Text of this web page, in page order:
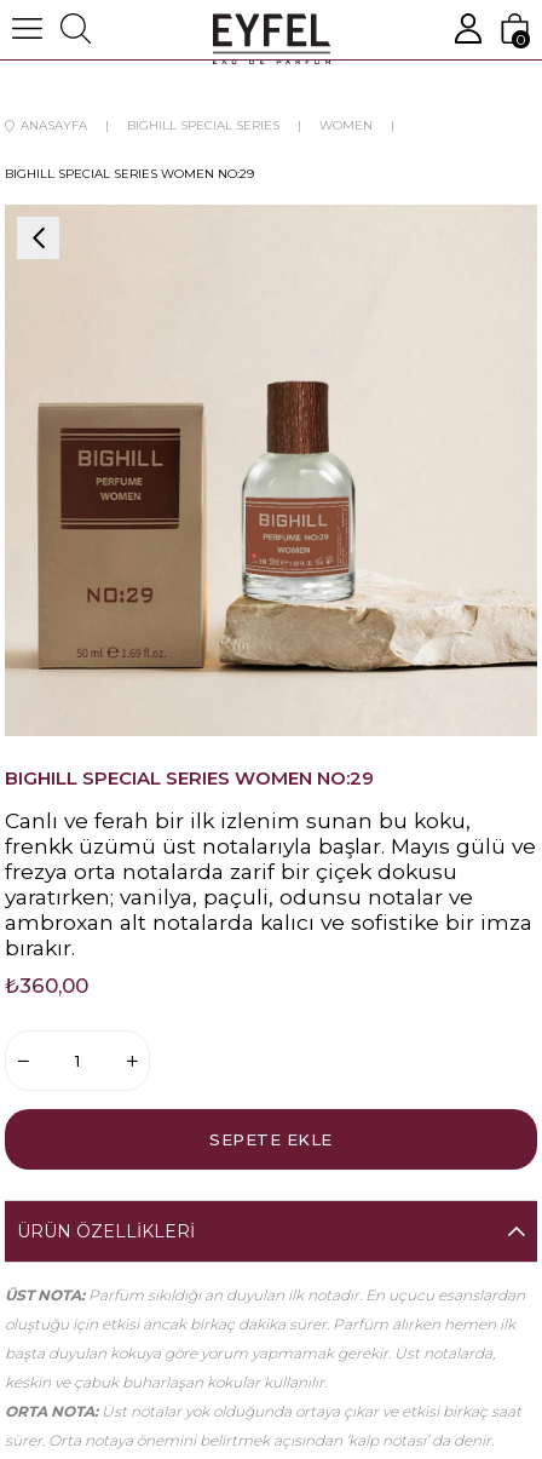
0
ANASAYFA BIGHILL SPECIAL SERIES WOMEN
BIGHILL SPECIAL SERIES WOMEN NO:29
BIGHILL SPECIAL SERIES WOMEN NO:29
Canlı ve ferah bir ilk izlenim sunan bu koku,
frenkk üzümü üst notalarıyla başlar. Mayıs gülü ve
frezya orta notalarda zarif bir çiçek dokusu
yaratırken; vanilya, paçuli, odunsu notalar ve
ambroxan alt notalarda kalıcı ve sofistike bir imza
bırakır.
₺360,00
ÜRÜN ÖZELLIKLERI
ÜST NOTA:Parfüm sıkıldığı an duyulan ilk notadır. En uçucu esanslardan
oluştuğu için etkisi ancak birkaç dakika sürer. Parfüm alırken hemen ilk
başta duyulan kokuya göre yorum yapmamak gerekir. Üst notalarda,
keskin ve çabuk buharlaşan kokular kullanılır.
ORTA NOTA: Üst notalar yok olduğunda ortaya çıkar ve etkisi birkaç saat
sürer. Orta notaya önemini belirtmek açısından ‘kalp notası’ da denir.